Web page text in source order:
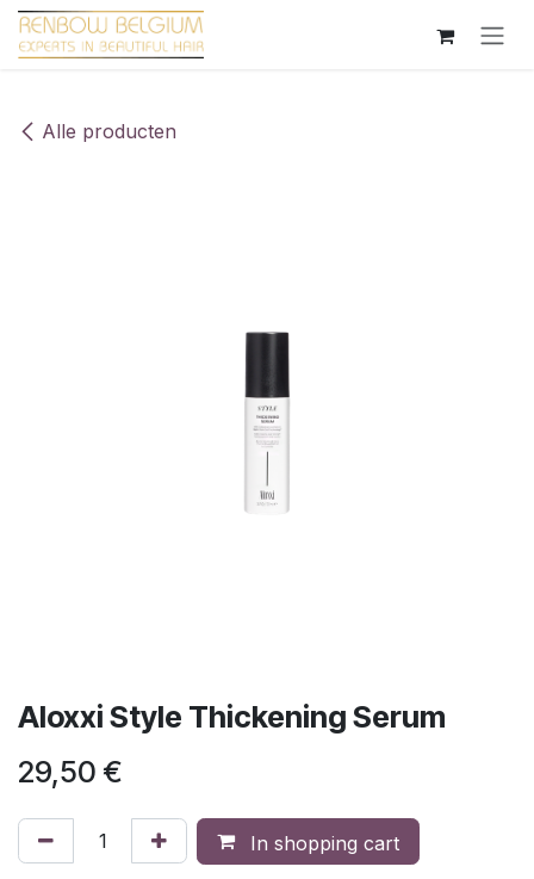
Overslaan naar inhoud
Alle producten
Aloxxi Style Thickening Serum
29,50 €
In shopping cart